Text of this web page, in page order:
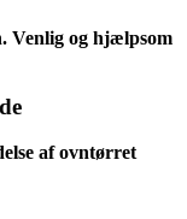
Venlig og hjælpsom
af ovntørret